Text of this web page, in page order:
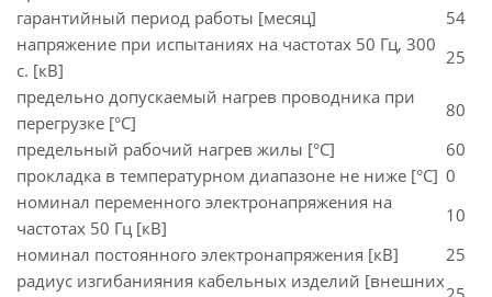
гарантийный период работы [месяц]
54
напряжение при испытаниях на частотах 50 Гц, 300
с. [кВ]
25
предельно допускаемый нагрев проводника при
перегрузке [°С]
80
предельный рабочий нагрев жилы [°С]
60
прокладка в температурном диапазоне не ниже [°C] 0
номинал переменного электронапряжения на
частотах 50 Гц [кВ]
10
номинал постоянного электронапряжения [кВ]
25
радиус изгибанияния кабельных изделий [внешних